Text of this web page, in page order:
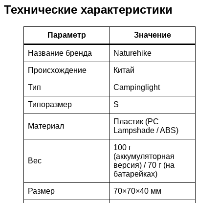
Технические характеристики
Параметр Значение
Название бренда Naturehike
Происхождение Китай
Тип Campinglight
Типоразмер S
Материал
Пластик (PC
Lampshade / ABS)
Вес
100 г
(аккумуляторная
версия) / 70 г (на
батарейках)
Размер 70×70×40 мм